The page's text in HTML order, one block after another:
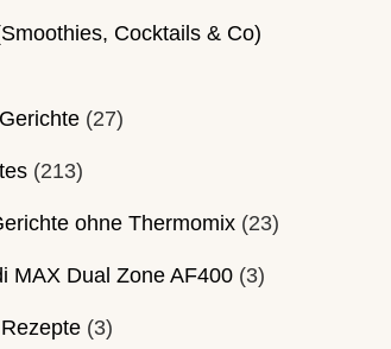
Cocktails & Co)
(27)
(213)
ohne Thermomix(23)
MAX Dual Zone AF400(3)
(3)